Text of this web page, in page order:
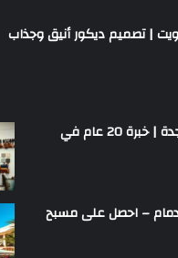
| تصميم ديكور أنيق وجذاب
أفضل معلم دهانات بجدة | خبرة 20 عام في
– احصل على مسبح